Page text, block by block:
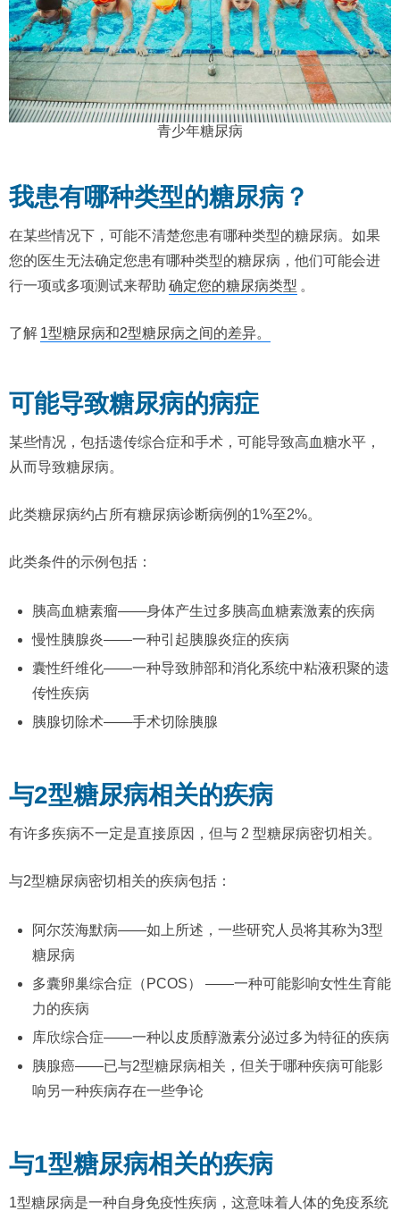
青少年糖尿病
我患有哪种类型的糖尿病？
在某些情况下，可能不清楚您患有哪种类型的糖尿病。如果
您的医生无法确定您患有哪种类型的糖尿病，他们可能会进
行一项或多项测试来帮助 确定您的糖尿病类型 。
了解 1型糖尿病和2型糖尿病之间的差异。
可能导致糖尿病的病症
某些情况，包括遗传综合症和手术，可能导致高血糖水平，
从而导致糖尿病。
此类糖尿病约占所有糖尿病诊断病例的1%至2%。
此类条件的示例包括：
胰高血糖素瘤——身体产生过多胰高血糖素激素的疾病
慢性胰腺炎——一种引起胰腺炎症的疾病
囊性纤维化——一种导致肺部和消化系统中粘液积聚的遗
传性疾病
胰腺切除术——手术切除胰腺
与2型糖尿病相关的疾病
有许多疾病不一定是直接原因，但与 2 型糖尿病密切相关。
与2型糖尿病密切相关的疾病包括：
阿尔茨海默病——如上所述，一些研究人员将其称为3型
糖尿病
多囊卵巢综合症（PCOS） ——一种可能影响女性生育能
力的疾病
库欣综合症——一种以皮质醇激素分泌过多为特征的疾病
胰腺癌——已与2型糖尿病相关，但关于哪种疾病可能影
响另一种疾病存在一些争论
与1型糖尿病相关的疾病
1型糖尿病是一种自身免疫性疾病，这意味着人体的免疫系统